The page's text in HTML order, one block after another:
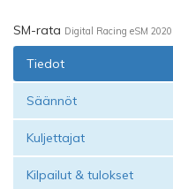
SM-rata Digital Racing eSM
Tiedot
Säännöt
Kuljettajat
Kilpailut & tulokset